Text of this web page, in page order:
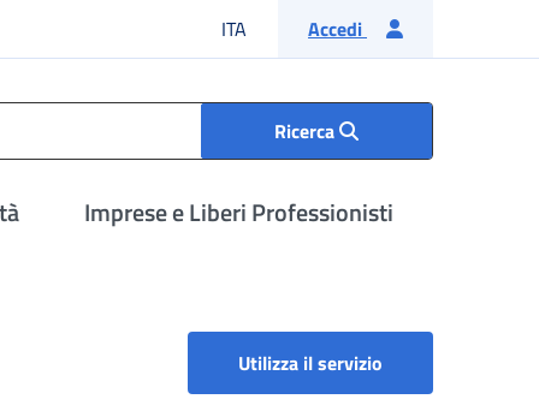
ITA Lingua italiana
Accedi
Ricerca
Imprese e Liberi Professionisti
Utilizza il servizio